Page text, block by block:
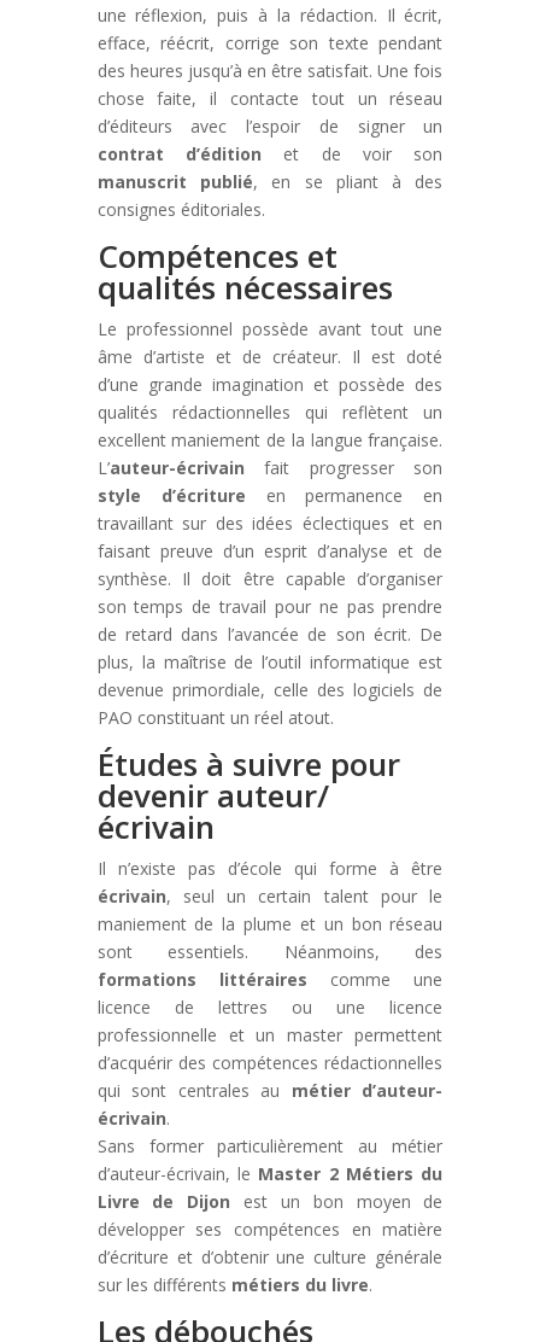
une réflexion, puis à la rédaction. Il écrit,
efface, réécrit, corrige son texte pendant
des heures jusqu’à en être satisfait. Une fois
chose faite, il contacte tout un réseau
d’éditeurs avec l’espoir de signer un
contrat d’édition et de voir son
manuscrit publié, en se pliant à des
consignes éditoriales.
Compétences et
qualités nécessaires
Le professionnel possède avant tout une
âme d’artiste et de créateur. Il est doté
d’une grande imagination et possède des
qualités rédactionnelles qui reflètent un
excellent maniement de la langue française.
L’auteur-écrivain fait progresser son
style d’écriture en permanence en
travaillant sur des idées éclectiques et en
faisant preuve d’un esprit d’analyse et de
synthèse. Il doit être capable d’organiser
son temps de travail pour ne pas prendre
de retard dans l’avancée de son écrit. De
plus, la maîtrise de l’outil informatique est
devenue primordiale, celle des logiciels de
PAO constituant un réel atout.
Études à suivre pour
devenir auteur/
écrivain
Il n’existe pas d’école qui forme à être
écrivain, seul un certain talent pour le
maniement de la plume et un bon réseau
sont essentiels. Néanmoins, des
formations littéraires comme une
licence de lettres ou une licence
professionnelle et un master permettent
d’acquérir des compétences rédactionnelles
qui sont centrales au métier d’auteur-
écrivain.
Sans former particulièrement au métier
d’auteur-écrivain, le Master 2 Métiers du
Livre de Dijon est un bon moyen de
développer ses compétences en matière
d’écriture et d’obtenir une culture générale
sur les différents métiers du livre.
Les débouchés